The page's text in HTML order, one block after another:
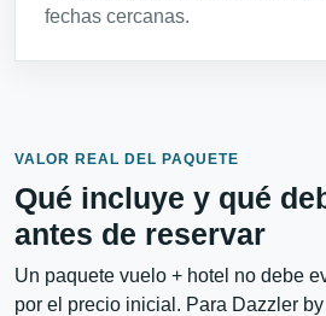
fechas cercanas.
VALOR REAL DEL PAQUETE
Qué incluye y qué
antes de reservar
Un paquete vuelo + hotel no debe
por el precio inicial. Para Dazzler